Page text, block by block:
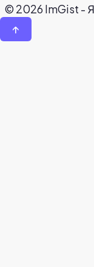
© 2026 ImGist -
↑